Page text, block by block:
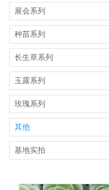
展会系列
种苗系列
长生草系列
玉露系列
玫瑰系列
其他
基地实拍